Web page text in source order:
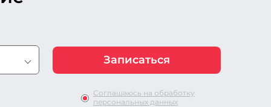
Соглашаюсь на обработку
персональных данных